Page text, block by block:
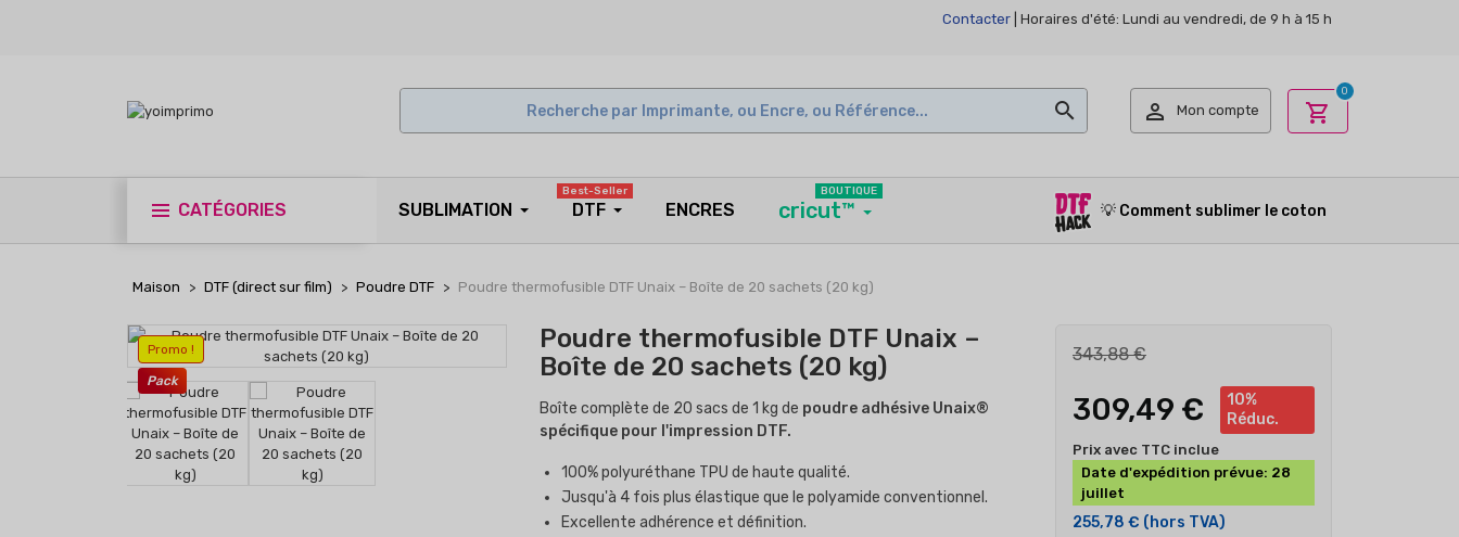
Contacter | Horaires d'été: Lundi au vendredi, de 9 h à 15 h
  Mon compte shopping_cart
0
CATÉGORIES SUBLIMATION DTF
Best-Seller
ENCRES cricut™
BOUTIQUE
💡 Comment sublimer le coton
Maison DTF (direct sur film) Poudre DTF Poudre thermofusible DTF Unaix – Boîte de 20 sachets (20 kg)
Promo !
Pack
Poudre thermofusible DTF Unaix –
Boîte de 20 sachets (20 kg)
Boîte complète de 20 sacs de 1 kg de poudre adhésive Unaix®
spécifique pour l'impression DTF.
100% polyuréthane TPU de haute qualité.
Jusqu'à 4 fois plus élastique que le polyamide conventionnel.
Excellente adhérence et définition.
343,88 €
309,49 €
10%
Réduc.
Prix avec TTC inclue
Date d'expédition prévue: 28
juillet
255,78 € (hors TVA)